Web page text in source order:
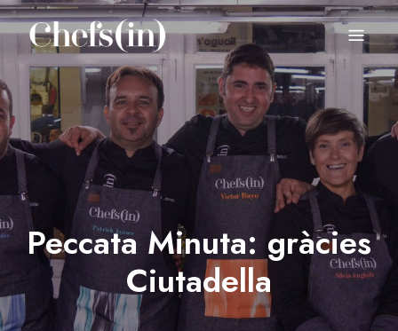
CHEFS(IN)
Local Gastronomy Adventures
Peccata Minuta: gràcies
Ciutadella